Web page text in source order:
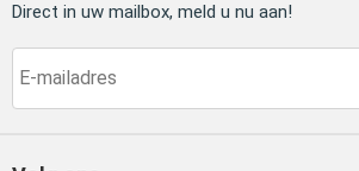
Direct in uw mailbox, meld u nu aan!